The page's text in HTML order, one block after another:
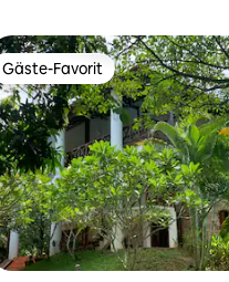
Gäste-Favorit
Gäste-Favorit